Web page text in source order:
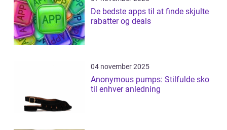
De bedste apps til at finde skjulte
rabatter og deals
04 november 2025
Anonymous pumps: Stilfulde sko
til enhver anledning